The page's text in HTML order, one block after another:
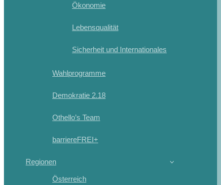
Ökonomie
Lebensqualität
Sicherheit und Internationales
Wahlprogramme
Demokratie 2.18
Othello’s Team
barriereFREI+
Regionen
Österreich